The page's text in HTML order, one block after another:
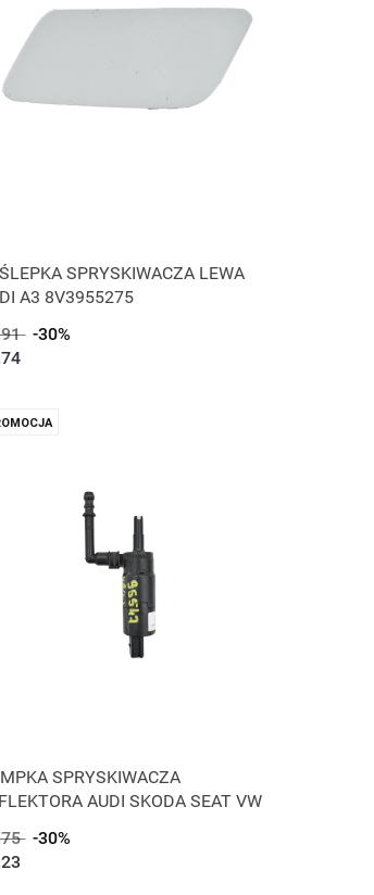
SPRYSKIWACZA LEWA
A3 8V3955275
-30%
SPRYSKIWACZA
AUDI SKODA SEAT VW
-30%